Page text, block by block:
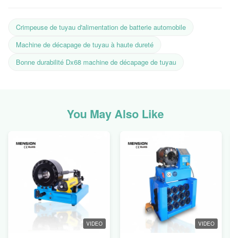
Crimpeuse de tuyau d'alimentation de batterie automobile
Machine de décapage de tuyau à haute dureté
Bonne durabilité Dx68 machine de décapage de tuyau
You May Also Like
VIDEO VIDEO